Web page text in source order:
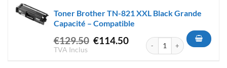
Toner Brother TN-821 XXL Black Grande
Capacité – Compatible
€129.50 Le
€114.50Le
TVA Inclus
quantité de Toner Brother